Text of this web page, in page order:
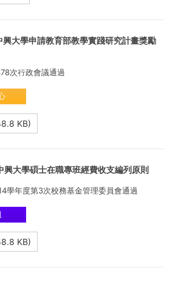
大學申請教育部教學實踐研究計畫獎勵
次行政會議通過
KB)
大學碩士在職專班經費收支編列原則
學年度第3次校務基金管理委員會通過
KB)